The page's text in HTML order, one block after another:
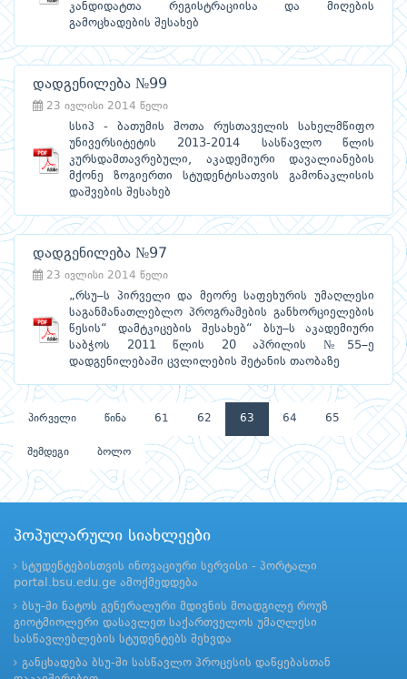
კანდიდატთა რეგისტრაციისა და მიღების
გამოცხადების შესახებ
დადგენილება №99
23 ივლისი 2014 წელი
სსიპ - ბათუმის შოთა რუსთაველის სახელმწიფო
უნივერსიტეტის 2013-2014 სასწავლო წლის
კურსდამთავრებული, აკადემიური დავალიანების
მქონე ზოგიერთი სტუდენტისათვის გამონაკლისის
დაშვების შესახებ
დადგენილება №97
23 ივლისი 2014 წელი
„რსუ–ს პირველი და მეორე საფეხურის უმაღლესი
საგანმანათლებლო პროგრამების განხორციელების
წესის“ დამტკიცების შესახებ“ ბსუ–ს აკადემიური
საბჭოს 2011 წლის 20 აპრილის №55–ე
დადგენილებაში ცვლილების შეტანის თაობაზე
პირველი წინა 61 62 63 64 65
შემდეგი ბოლო
პოპულარული სიახლეები
სტუდენტებისთვის ინოვაციური სერვისი - პორტალი
portal.bsu.edu.ge ამოქმედდება
ბსუ-ში ნატოს გენერალური მდივნის მოადგილე როუზ
გიოტმიოლერი დასავლეთ საქართველოს უმაღლესი
სასწავლებლების სტუდენტებს შეხვდა
განცხადება ბსუ-ში სასწავლო პროცესის დაწყებასთან